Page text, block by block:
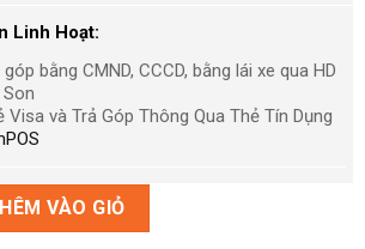
Linh Hoạt:
góp bằng CMND, CCCD, bằng lái xe qua HD
Visa và Trả Góp Thông Qua Thẻ Tín Dụng
Monster Hunter Rise Limited - Bảo hành
VÀO GIỎ